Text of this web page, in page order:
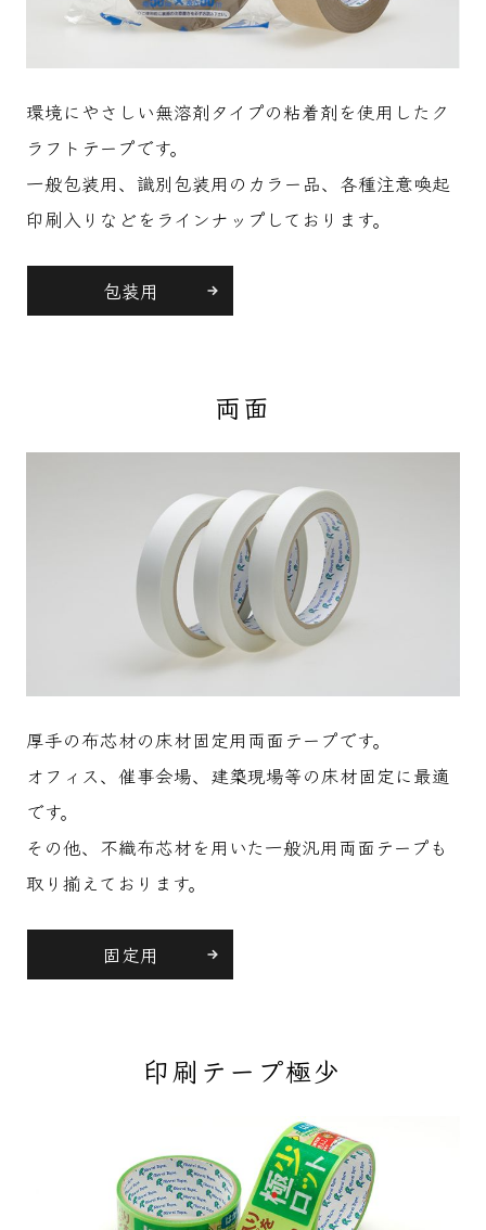
環境にやさしい無溶剤タイプの粘着剤を使用したク
ラフトテープです。
一般包装用、識別包装用のカラー品、各種注意喚起
印刷入りなどをラインナップしております。
包装用
両面
厚手の布芯材の床材固定用両面テープです。
オフィス、催事会場、建築現場等の床材固定に最適
です。
その他、不織布芯材を用いた一般汎用両面テープも
取り揃えております。
固定用
印刷テープ極少